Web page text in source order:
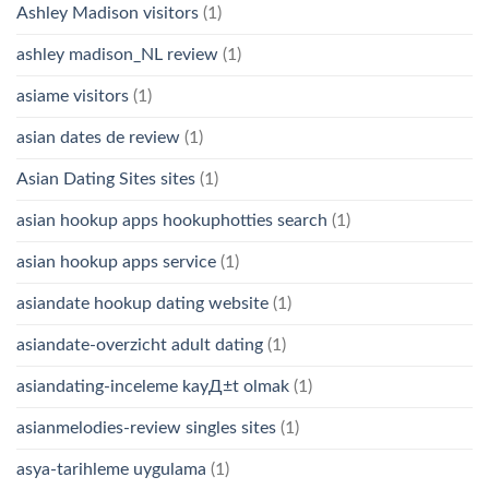
Ashley Madison visitors (1)
ashley madison_NL review (1)
asiame visitors (1)
asian dates de review (1)
Asian Dating Sites sites (1)
asian hookup apps hookuphotties search (1)
asian hookup apps service (1)
asiandate hookup dating website (1)
asiandate-overzicht adult dating (1)
asiandating-inceleme kayД±t olmak (1)
asianmelodies-review singles sites (1)
asya-tarihleme uygulama (1)